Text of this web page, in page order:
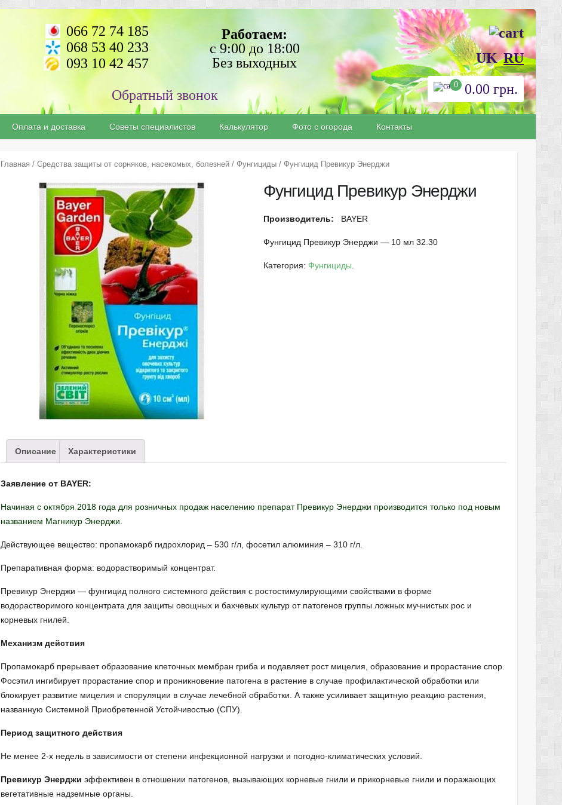
066 72 74 185
068 53 40 233
093 10 42 457
Работаем:
с 9:00 до 18:00
Без выходных
UK RU
0 0.00 грн.
Оплата и доставка Советы специалистов Калькулятор Фото с огорода Контакты
Главная / Средства защиты от сорняков, насекомых, болезней/ Фунгициды/ Фунгицид Превикур Энерджи
Фунгицид Превикур Энерджи
Производитель: BAYER
Фунгицид Превикур Энерджи — 10 мл 32.30
Категория:Фунгициды
Описание Характеристики
Заявление от BAYER:
Начиная с октября 2018 года для розничных продаж населению препарат Превикур Энерджи производится только под новым
названием Магникур Энерджи.
Действующее вещество: пропамокарб гидрохлорид – 530 г/л, фосетил алюминия – 310 г/л.
Препаративная форма: водорастворимый концентрат.
Превикур Энерджи — фунгицид полного системного действия с ростостимулирующими свойствами в форме
водорастворимого концентрата для защиты овощных и бахчевых культур от патогенов группы ложных мучнистых рос и
корневых гнилей.
Механизм действия
Пропамокарб прерывает образование клеточных мембран гриба и подавляет рост мицелия, образование и прорастание спор.
Фосэтил ингибирует прорастание спор и проникновение патогена в растение в случае профилактической обработки или
блокирует развитие мицелия и споруляции в случае лечебной обработки. А также усиливает защитную реакцию растения,
названную Системной Приобретенной Устойчивостью (СПУ).
Период защитного действия
Не менее 2-х недель в зависимости от степени инфекционной нагрузки и погодно-климатических условий.
Превикур Энерджи эффективен в отношении патогенов, вызывающих корневые гнили и прикорневые гнили и поражающих
вегетативные надземные органы.